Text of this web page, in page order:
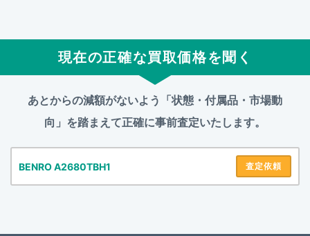
現在の正確な買取価格を聞く
あとからの減額がないよう「状態・付属品・市場動
向」を踏まえて正確に事前査定いたします。
BENRO A2680TBH1 査定依頼